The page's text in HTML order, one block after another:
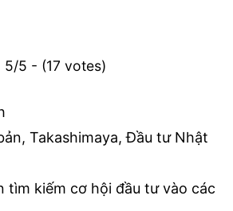
5/5 - (17 votes)
, Takashimaya,Đầu tư Nhật
tìm kiếm cơ hội đầu tư vào các